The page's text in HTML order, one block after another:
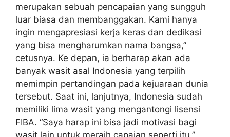
merupakan sebuah pencapaian yang sungguh
luar biasa dan membanggakan. Kami hanya
ingin mengapresiasi kerja keras dan dedikasi
yang bisa mengharumkan nama bangsa,”
cetusnya. Ke depan, ia berharap akan ada
banyak wasit asal Indonesia yang terpilih
memimpin pertandingan pada kejuaraan dunia
tersebut. Saat ini, lanjutnya, Indonesia sudah
memiliki lima wasit yang mengantongi lisensi
FIBA. “Saya harap ini bisa jadi motivasi bagi